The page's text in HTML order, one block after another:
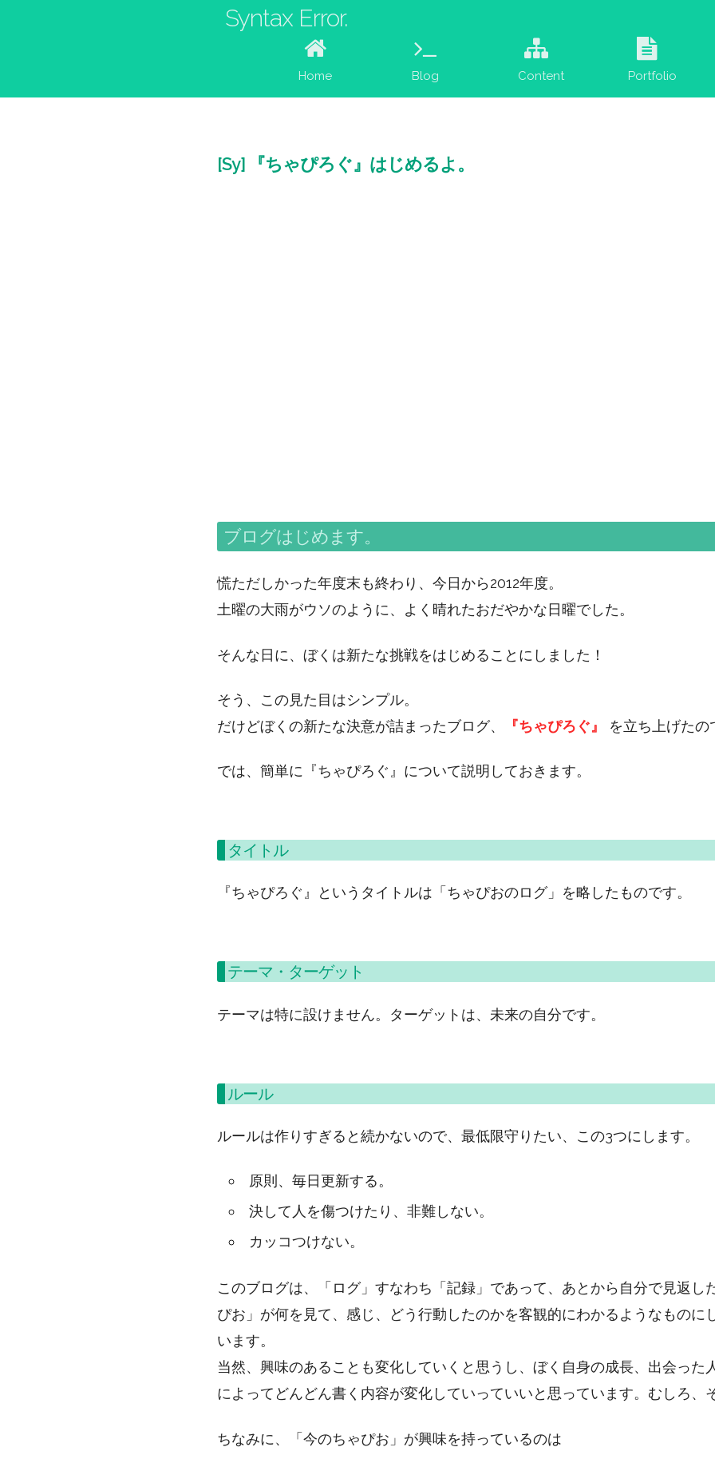
Syntax Error.
Home Blog Content Portfolio
[Sy] 『ちゃぴろぐ』はじめるよ。
ブログはじめます。
慌ただしかった年度末も終わり、今日から2012年度。
土曜の大雨がウソのように、よく晴れたおだやかな日曜でした。
そんな日に、ぼくは新たな挑戦をはじめることにしました！
そう、この見た目はシンプル。
だけどぼくの新たな決意が詰まったブログ、
『ちゃぴろぐ』 を立ち上げたの
では、簡単に『ちゃぴろぐ』について説明しておきます。
タイトル
『ちゃぴろぐ』というタイトルは「ちゃぴおのログ」を略したものです。
テーマ・ターゲット
テーマは特に設けません。ターゲットは、未来の自分です。
ルール
ルールは作りすぎると続かないので、最低限守りたい、この3つにします。
原則、毎日更新する。
決して人を傷つけたり、非難しない。
カッコつけない。
このブログは、「ログ」すなわち「記録」であって、あとから自分で見返し
ぴお」が何を見て、感じ、どう行動したのかを客観的にわかるようなものに
います。
当然、興味のあることも変化していくと思うし、ぼく自身の成長、出会った
によってどんどん書く内容が変化していっていいと思っています。むしろ、
ちなみに、「今のちゃぴお」が興味を持っているのは